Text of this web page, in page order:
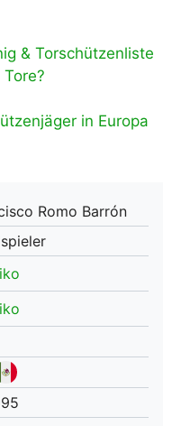
& Torschützenliste
in Europa
Romo Barrón